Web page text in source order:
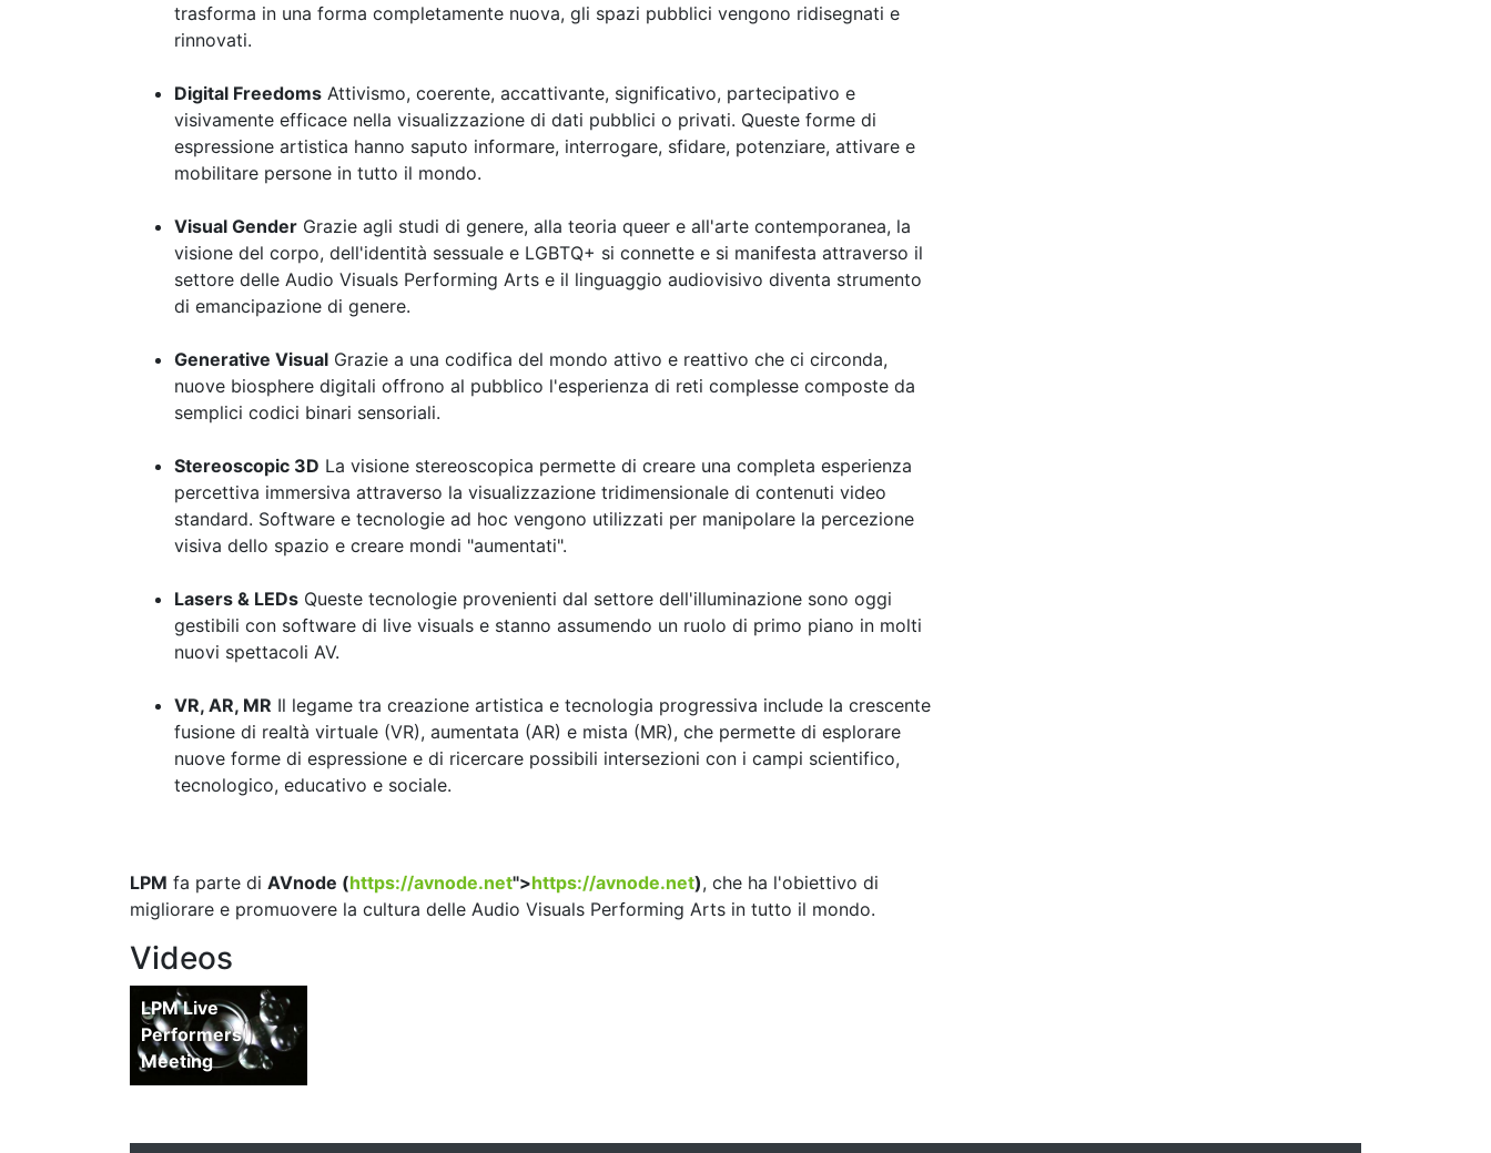
trasforma in una forma completamente nuova, gli spazi pubblici vengono ridisegnati e
rinnovati.
Digital Freedoms Attivismo, coerente, accattivante, significativo, partecipativo e
visivamente efficace nella visualizzazione di dati pubblici o privati. Queste forme di
espressione artistica hanno saputo informare, interrogare, sfidare, potenziare, attivare e
mobilitare persone in tutto il mondo.
Visual Gender Grazie agli studi di genere, alla teoria queer e all'arte contemporanea, la
visione del corpo, dell'identità sessuale e LGBTQ+ si connette e si manifesta attraverso il
settore delle Audio Visuals Performing Arts e il linguaggio audiovisivo diventa strumento
di emancipazione di genere.
Generative Visual Grazie a una codifica del mondo attivo e reattivo che ci circonda,
nuove biosphere digitali offrono al pubblico l'esperienza di reti complesse composte da
semplici codici binari sensoriali.
Stereoscopic 3D La visione stereoscopica permette di creare una completa esperienza
percettiva immersiva attraverso la visualizzazione tridimensionale di contenuti video
standard. Software e tecnologie ad hoc vengono utilizzati per manipolare la percezione
visiva dello spazio e creare mondi "aumentati".
Lasers & LEDs Queste tecnologie provenienti dal settore dell'illuminazione sono oggi
gestibili con software di live visuals e stanno assumendo un ruolo di primo piano in molti
nuovi spettacoli AV.
VR, AR, MR Il legame tra creazione artistica e tecnologia progressiva include la crescente
fusione di realtà virtuale (VR), aumentata (AR) e mista (MR), che permette di esplorare
nuove forme di espressione e di ricercare possibili intersezioni con i campi scientifico,
tecnologico, educativo e sociale.
LPM fa parte di AVnode (https://avnode.net">https://avnode.net), che ha l'obiettivo di
migliorare e promuovere la cultura delle Audio Visuals Performing Arts in tutto il mondo.
Videos
LPM Reel
LPM Live
Performers
Meeting